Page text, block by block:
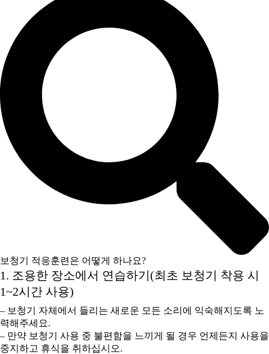
보청기 적응훈련은 어떻게 하나요?
1. 조용한 장소에서 연습하기(최초 보청기 착용 시
1~2시간 사용)
– 보청기 자체에서 들리는 새로운 모든 소리에 익숙해지도록 노
력해주세요.
– 만약 보청기 사용 중 불편함을 느끼게 될 경우 언제든지 사용을
중지하고 휴식을 취하십시오.